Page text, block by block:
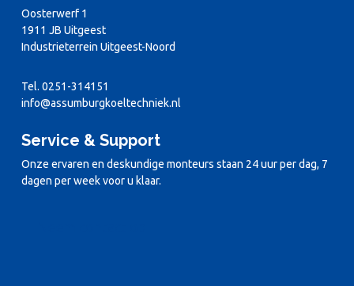
Oosterwerf 1
1911 JB Uitgeest
Industrieterrein Uitgeest-Noord
Tel. 0251-314151
info@assumburgkoeltechniek.nl
Service & Support
Onze ervaren en deskundige monteurs staan 24 uur per dag, 7
dagen per week voor u klaar.